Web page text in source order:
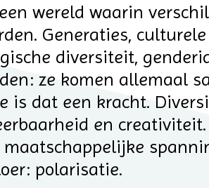
wereld waarin
Generaties, culturele
diversiteit,
ze komen allemaal
is dat een kracht.
en
polarisatie.